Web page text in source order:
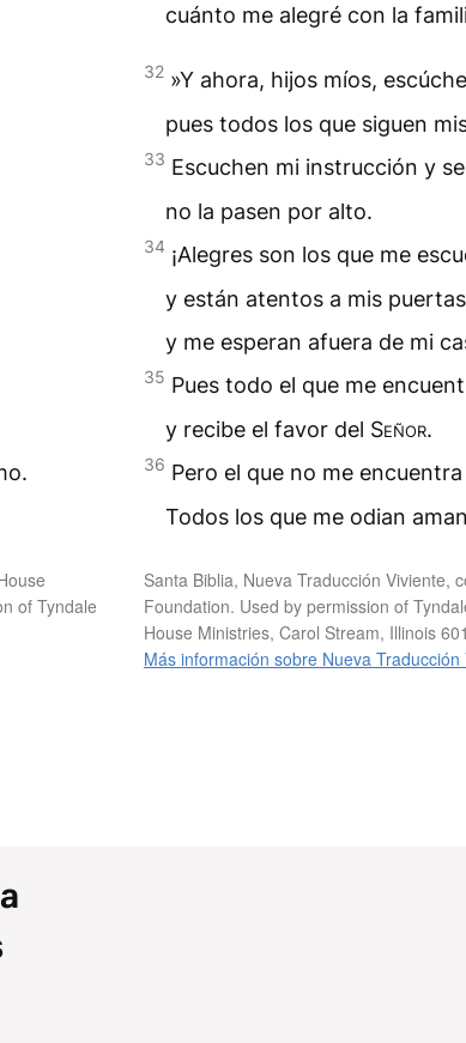
of Tyndale
cuánto me alegré con la
32 »Y ahora, hijos míos,
pues todos los que siguen
33 Escuchen mi instrucción y
no la pasen por alto.
34 ¡Alegres son los que me
y están atentos a mis
y me esperan afuera de mi
35 Pues todo el que me
y recibe el favor del Señor.
36 Pero el que no me
Todos los que me odian
Santa Biblia, Nueva Traducción Viviente,
Foundation. Used by permission of
House Ministries, Carol Stream, Illinois
Más información sobre Nueva Traducción